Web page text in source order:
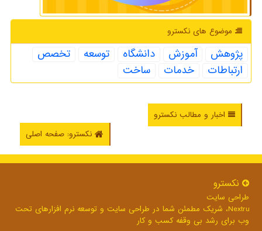
موضوع های نكسترو
پژوهش آموزش دانشگاه توسعه
تخصص
ارتباطات
خدمات ساخت
اخبار و مطالب نکسترو
نکسترو: صفحه اصلی
نكسترو
طراحی سایت
Nextru، شریک مطمئن شما در طراحی سایت و توسعه نرم افزارهای تحت
وب برای رشد بی وقفه کسب و کار